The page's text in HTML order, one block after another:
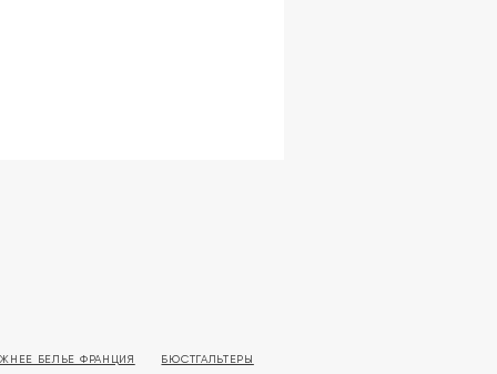
БЕЛЬЕ ФРАНЦИЯ
БЮСТГАЛЬТЕРЫ